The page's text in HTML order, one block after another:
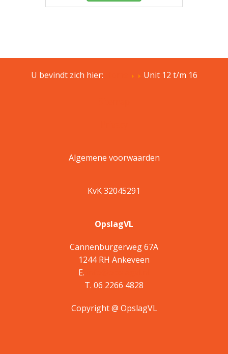
U bevindt zich hier: Unit 12 t/m 16
Algemene voorwaarden
KvK 32045291
Copyright @ OpslagVL
OpslagVL
Cannenburgerweg 67A
1244 RH Ankeveen
E.
T. 06 2266 4828